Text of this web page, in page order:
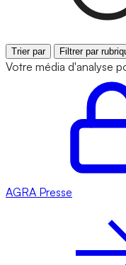
Trier par Filtrer par
Votre média d'analyse
AGRA Presse